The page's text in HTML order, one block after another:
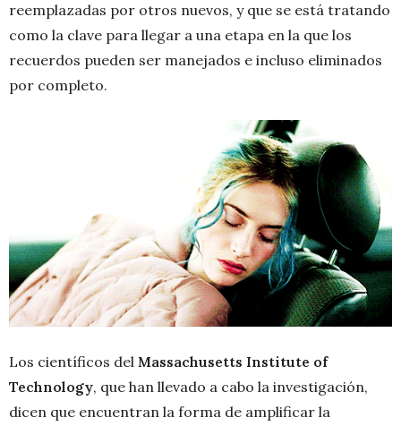
reemplazadas por otros nuevos, y que se está tratando
como la clave para llegar a una etapa en la que los
recuerdos pueden ser manejados e incluso eliminados
por completo.
Los científicos del Massachusetts Institute of
Technology, que han llevado a cabo la investigación,
dicen que encuentran la forma de amplificar la